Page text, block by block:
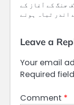
جنگ کے آغاز کے
Leave a
Your email
Required
Comment *